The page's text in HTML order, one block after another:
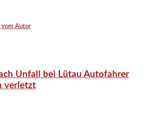
vom Autor
Unfall bei Lütau Autofahrer
verletzt